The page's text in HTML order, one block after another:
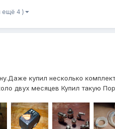
ещё 4 )
купил несколько
двух месяцев Купил такую